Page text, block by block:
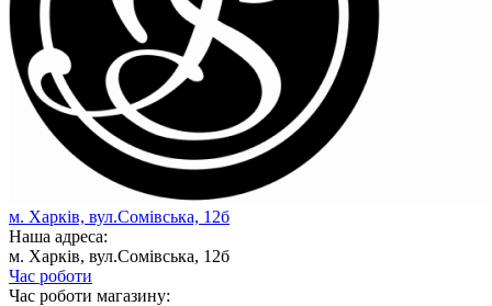
м. Харків, вул.Сомівська, 12б
Наша адреса:
м. Харків, вул.Сомівська, 12б
Час роботи
Час роботи магазину: